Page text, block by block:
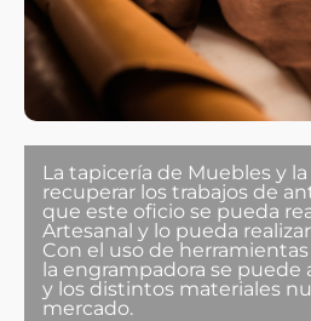
La tapicería de Muebles y
recuperar los trabajos de
que este oficio se pueda
Artesanal y lo pueda
Con el uso de
la engrampadora se puede
y los distintos materiales
mercado.